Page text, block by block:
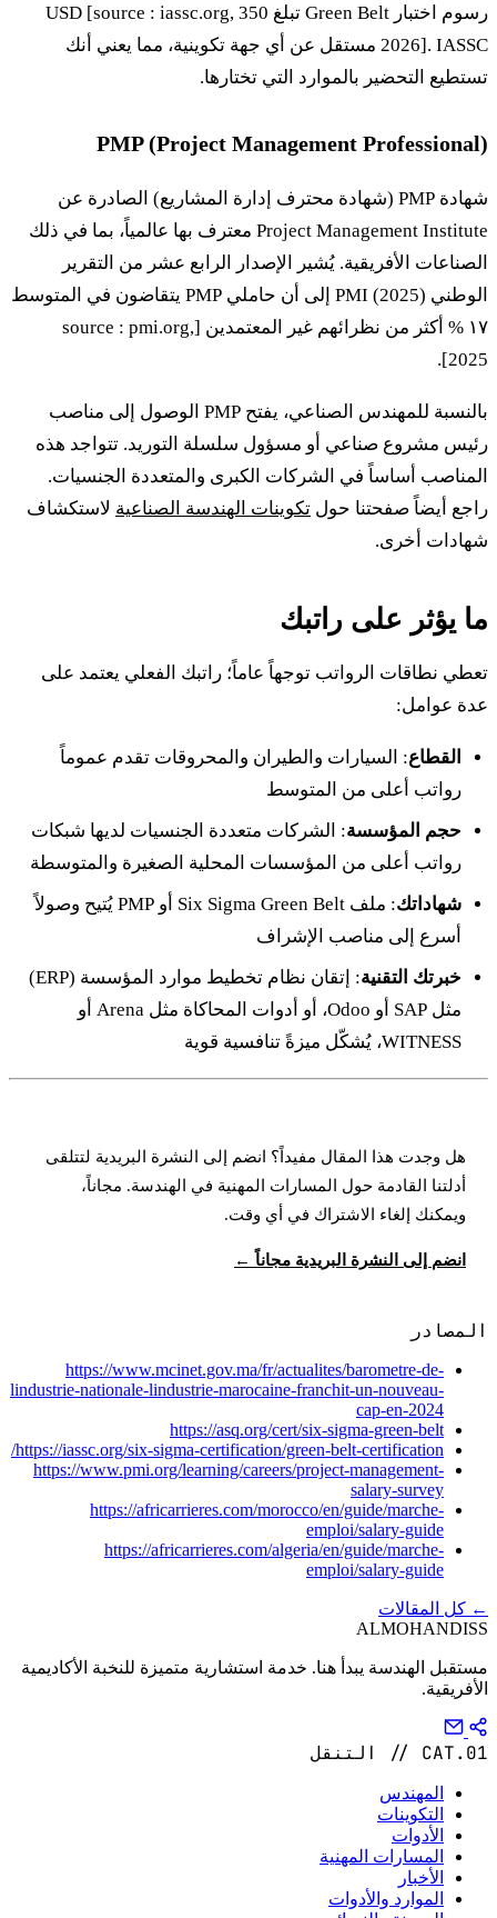
رسوم اختبار Green Belt تبلغ 350 USD [source : iassc.org,
2026]. IASSC مستقل عن أي جهة تكوينية، مما يعني أنك
تستطيع التحضير بالموارد التي تختارها.
PMP (Project Management Professional)
شهادة PMP (شهادة محترف إدارة المشاريع) الصادرة عن
Project Management Institute معترف بها عالمياً، بما في ذلك
الصناعات الأفريقية. يُشير الإصدار الرابع عشر من التقرير
الوطني PMI (2025) إلى أن حاملي PMP يتقاضون في المتوسط
١٧ % أكثر من نظرائهم غير المعتمدين [source : pmi.org,
2025].
بالنسبة للمهندس الصناعي، يفتح PMP الوصول إلى مناصب
رئيس مشروع صناعي أو مسؤول سلسلة التوريد. تتواجد هذه
المناصب أساساً في الشركات الكبرى والمتعددة الجنسيات.
راجع أيضاً صفحتنا حول تكوينات الهندسة الصناعية لاستكشاف
شهادات أخرى.
ما يؤثر على راتبك
تعطي نطاقات الرواتب توجهاً عاماً؛ راتبك الفعلي يعتمد على
عدة عوامل:
القطاع: السيارات والطيران والمحروقات تقدم عموماً
رواتب أعلى من المتوسط
حجم المؤسسة: الشركات متعددة الجنسيات لديها شبكات
رواتب أعلى من المؤسسات المحلية الصغيرة والمتوسطة
شهاداتك
: ملف Six Sigma Green Belt أو PMP يُتيح وصولاً
أسرع إلى مناصب الإشراف
خبرتك التقنية
: إتقان نظام تخطيط موارد المؤسسة (ERP)
مثل SAP أو Odoo، أو أدوات المحاكاة مثل Arena أو
WITNESS، يُشكّل ميزةً تنافسية قوية
هل وجدت هذا المقال مفيداً؟ انضم إلى النشرة البريدية لتتلقى
أدلتنا القادمة حول المسارات المهنية في الهندسة. مجاناً،
ويمكنك إلغاء الاشتراك في أي وقت.
انضم إلى النشرة البريدية مجاناً ←
المصادر
https://www.mcinet.gov.ma/fr/actualites/barometre-de-
lindustrie-nationale-lindustrie-marocaine-franchit-un-nouveau-
cap-en-2024
https://asq.org/cert/six-sigma-green-belt
https://iassc.org/six-sigma-certification/green-belt-certification/
https://www.pmi.org/learning/careers/project-management-
salary-survey
https://africarrieres.com/morocco/en/guide/marche-
emploi/salary-guide
https://africarrieres.com/algeria/en/guide/marche-
emploi/salary-guide
← كل المقالات
ALMOHANDISS
مستقبل الهندسة يبدأ هنا. خدمة استشارية متميزة للنخبة الأكاديمية
الأفريقية.
CAT.01 // التنقل
المهندس
التكوينات
الأدوات
المسارات المهنية
الأخبار
الموارد والأدوات